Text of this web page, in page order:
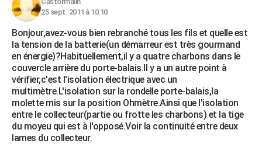
25 sept. 2011 à 10:10
Bonjour,avez-vous bien rebranché tous les fils et quelle est
la tension de la batterie(un démarreur est très gourmand
en énergie)?Habituellement,il y a quatre charbons dans le
couvercle arrière du porte-balais.Il y a un autre point à
vérifier,c'est l'isolation électrique avec un
multimètre.L'isolation sur la rondelle porte-balais,la
molette mis sur la position Ohmètre.Ainsi que l'isolation
entre le collecteur(partie ou frotte les charbons) et la tige
du moyeu qui est à l'opposé.Voir la continuité entre deux
lames du collecteur.